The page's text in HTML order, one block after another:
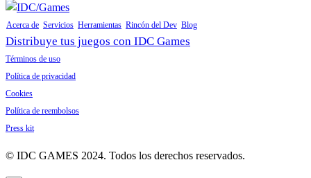
Acerca de Servicios Herramientas Rincón del Dev Blog
Distribuye tus juegos con IDC Games
Términos de uso
Política de privacidad
Cookies
Política de reembolsos
Press kit
© IDC GAMES 2024. Todos los derechos reservados.